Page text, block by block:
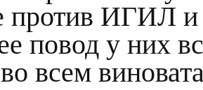
против ИГИЛ и
повод у них
всем